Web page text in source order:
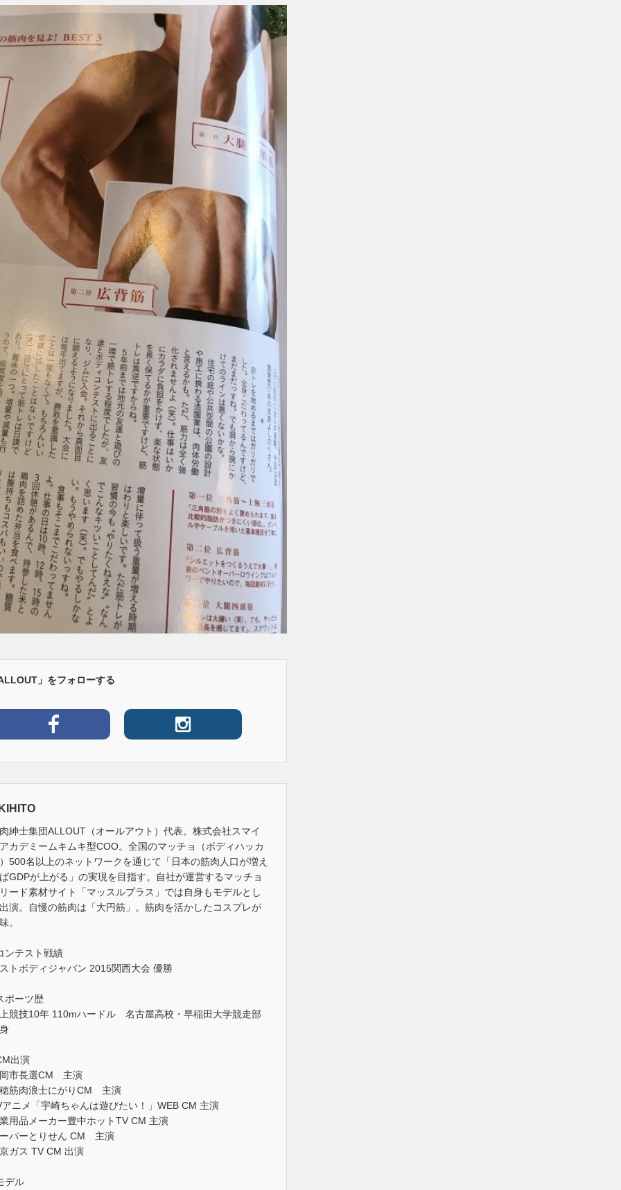
」をフォローする
紳士集団ALLOUT（オールアウト）代表。株式会社スマイ
カデミームキムキ型COO。全国のマッチョ（ボディハッカ
500名以上のネットワークを通じて「日本の筋肉人口が増え
GDPが上がる」の実現を目指す。自社が運営するマッチョ
ード素材サイト「マッスルプラス」では自身もモデルとし
演。自慢の筋肉は「大円筋」。筋肉を活かしたコスプレが
。
ンテスト戦績
トボディジャパン 2015関西大会 優勝
ポーツ歴
競技10年 110mハードル 名古屋高校・早稲田大学競走部
出演
市長選CM 主演
筋肉浪士にがりCM 主演
アニメ「宇崎ちゃんは遊びたい！」WEB CM 主演
用品メーカー豊中ホットTV CM 主演
パーとりせん CM 主演
ガス TV CM 出演
デル